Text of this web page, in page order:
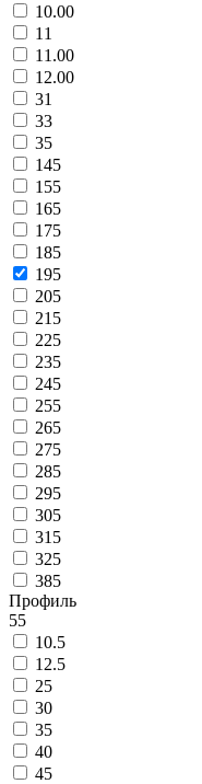
10.00
11
11.00
12.00
31
33
35
145
155
165
175
185
195
205
215
225
235
245
255
265
275
285
295
305
315
325
385
Профиль
55
10.5
12.5
25
30
35
40
45